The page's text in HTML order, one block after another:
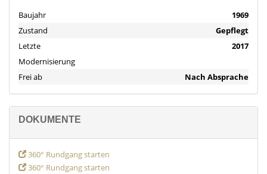
Baujahr
1969
Zustand
Gepflegt
Letzte
Modernisierung
2017
Frei ab Nach Absprache
DOKUMENTE
360° Rundgang starten
360° Rundgang starten